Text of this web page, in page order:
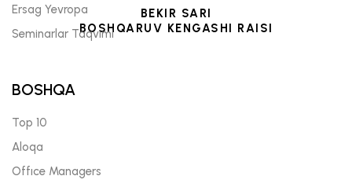
BEKIR SARI
BOSHQARUV KENGASHI RAISI
Ersag Yevropa
Seminarlar Taqvimi
BOSHQA
Top 10
Aloqa
Offıce Managers